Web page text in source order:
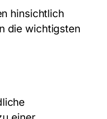
hinsichtlich
die wichtigsten